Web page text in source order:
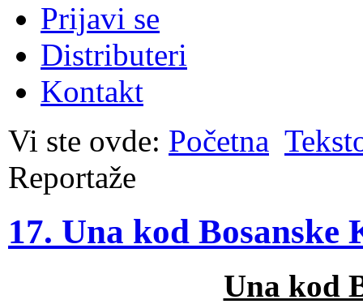
Prijavi se
Distributeri
Kontakt
Vi ste ovde: Početna
Reportaže
17. Una kod Bosanske
Una kod